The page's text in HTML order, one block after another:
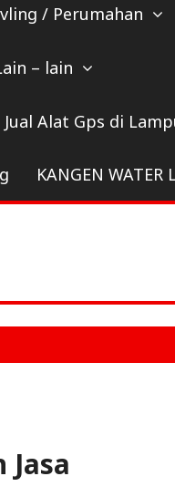
/ Perumahan
– lain
Jual Alat Gps di
KANGEN WATER